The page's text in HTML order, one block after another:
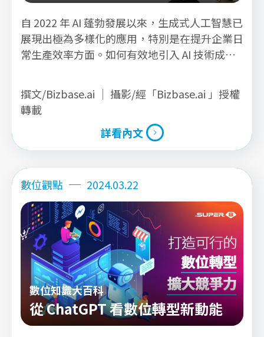
AI 智能客服創造超強客戶體驗！
自 2022 年 AI 蓬勃發展以來，生成式人工智慧已
展現出極為多樣化的應用，特別是在提升企業日
常生產效率方面。如何有效地引入 AI 技術成為
討 AI 應用中的關鍵領域：智能客服，深入分析
了 AI 智能客服的優勢和特點。同時，我們也全
面檢視了導入 AI 客服可能面臨的一些常見問
題。 閱讀本文將使您對 AI 智能客服有更深入的
了解，進而能夠全面評估 AI 客服在提升企業效
益方面的潛力。如果您對於 AI 的導入和應用感
興趣，請跟隨 Bizbase.ai 的步伐，一同深入探
撰文/Bizbase.ai ｜ 攝影/經「Bizbase.ai 」授權
轉載
詳看內文
數位觀點
2024.03.22
數位知識大百科
從 ChatGPT 看數位轉型新動能